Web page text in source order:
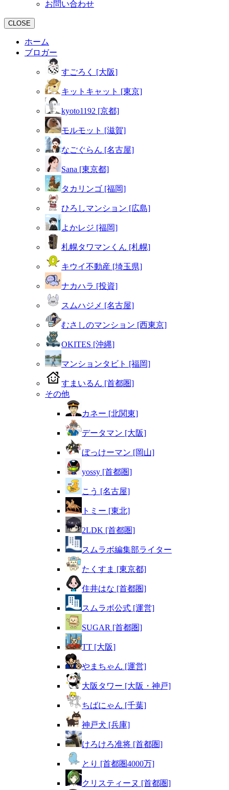
お問い合わせ
CLOSE
ホーム
ブロガー
すごろく [大阪]
キットキャット [東京]
kyoto1192 [京都]
モルモット [滋賀]
なごぐらん [名古屋]
Sana [東京都]
タカリンゴ [福岡]
ひろしマンション [広島]
よかレジ [福岡]
札幌タワマンくん [札幌]
キウイ不動産 [埼玉県]
ナカハラ [投資]
スムハジメ [名古屋]
むさしのマンション [西東京]
OKITES [沖縄]
マンションタビト [福岡]
すまいるん [首都圏]
その他
カネー [北関東]
データマン [大阪]
ぼっけーマン [岡山]
yossy [首都圏]
こう [名古屋]
トミー [東北]
2LDK [首都圏]
スムラボ編集部ライター
たくすま [東京都]
住井はな [首都圏]
スムラボ公式 [運営]
SUGAR [首都圏]
TT [大阪]
やまちゃん [運営]
大阪タワー [大阪・神戸]
ちばにゃん [千葉]
神戸犬 [兵庫]
けろけろ准将 [首都圏]
とり [首都圏4000万]
クリスティーヌ [首都圏]